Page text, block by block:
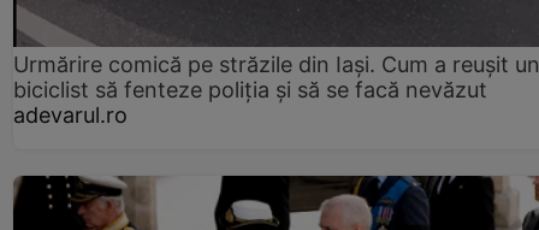
Urmărire comică pe străzile din Iași. Cum a reușit un
biciclist să fenteze poliția și să se facă nevăzut
adevarul.ro